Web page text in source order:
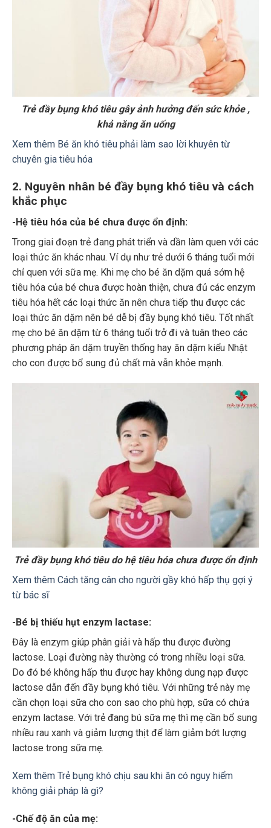
Trẻ đầy bụng khó tiêu gây ảnh hưởng đến sức khỏe ,
khả năng ăn uống
Xem thêm Bé ăn khó tiêu phải làm sao lời khuyên từ
chuyên gia tiêu hóa
2. Nguyên nhân bé đầy bụng khó tiêu và cách
khắc phục
-Hệ tiêu hóa của bé chưa được ổn định:
Trong giai đoạn trẻ đang phát triển và dần làm quen với các
loại thức ăn khác nhau. Ví dụ như trẻ dưới 6 tháng tuổi mới
chỉ quen với sữa mẹ. Khi mẹ cho bé ăn dặm quá sớm hệ
tiêu hóa của bé chưa được hoàn thiện, chưa đủ các enzym
tiêu hóa hết các loại thức ăn nên chưa tiếp thu được các
loại thức ăn dặm nên bé dễ bị đầy bụng khó tiêu. Tốt nhất
mẹ cho bé ăn dặm từ 6 tháng tuổi trở đi và tuân theo các
phương pháp ăn dặm truyền thống hay ăn dặm kiểu Nhật
cho con được bổ sung đủ chất mà vẫn khỏe mạnh.
Trẻ đầy bụng khó tiêu do hệ tiêu hóa chưa được ổn định
Xem thêm Cách tăng cân cho người gầy khó hấp thụ gợi ý
từ bác sĩ
-Bé bị thiếu hụt enzym lactase:
Đây là enzym giúp phân giải và hấp thu được đường
lactose. Loại đường này thường có trong nhiều loại sữa.
Do đó bé không hấp thu được hay không dung nạp được
lactose dẫn đến đầy bụng khó tiêu. Với những trẻ này mẹ
cần chọn loại sữa cho con sao cho phù hợp, sữa có chứa
enzym lactase. Với trẻ đang bú sữa mẹ thì mẹ cần bổ sung
nhiều rau xanh và giảm lượng thịt để làm giảm bớt lượng
lactose trong sữa mẹ.
Xem thêm Trẻ bụng khó chịu sau khi ăn có nguy hiểm
không giải pháp là gì?
-Chế độ ăn của mẹ: